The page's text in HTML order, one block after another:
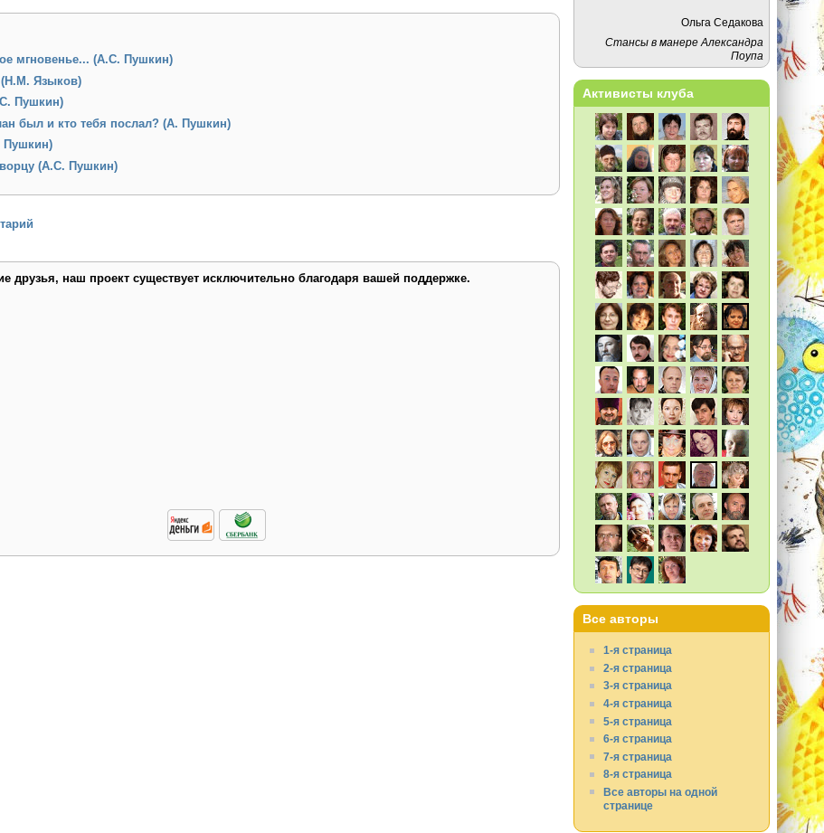
мгновенье... (А.С. Пушкин)
Языков)
Пушкин)
был и кто тебя послал? (А. Пушкин)
Пушкин)
(А.С. Пушкин)
друзья, наш проект существует исключительно благодаря вашей поддержке.
Ольга Седакова
Стансы в манере Александра
Поупа
Активисты клуба
Все авторы
1-я страница
2-я страница
3-я страница
4-я страница
5-я страница
6-я страница
7-я страница
8-я страница
Все авторы на одной
странице